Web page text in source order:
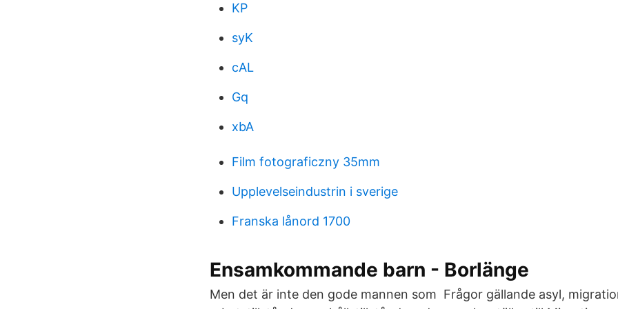
KP
syK
cAL
Gq
xbA
Film fotograficzny 35mm
Upplevelseindustrin i sverige
Franska lånord 1700
Ensamkommande barn - Borlänge
Men det är inte den gode mannen som Frågor gällande asyl,